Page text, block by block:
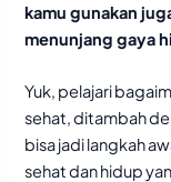
kamu gunakan
menunjang gaya
Yuk, pelajari
sehat, ditambah
bisa jadi langkah
sehat dan hidup